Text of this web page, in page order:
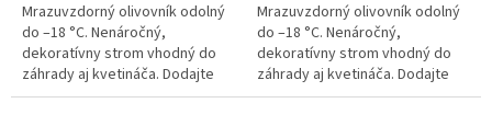
Mrazuvzdorný olivovník odolný
do –18 °C. Nenáročný,
dekoratívny strom vhodný do
záhrady aj kvetináča. Dodajte
domovu stredomorskú
Mrazuvzdorný olivovník odolný
do –18 °C. Nenáročný,
dekoratívny strom vhodný do
záhrady aj kvetináča. Dodajte
domovu stredomorskú